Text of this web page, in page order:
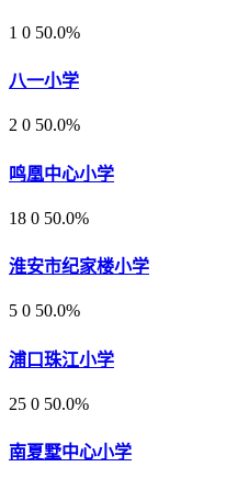
1 0 50.0%
八一小学
2 0 50.0%
鸣凰中心小学
18 0 50.0%
淮安市纪家楼小学
5 0 50.0%
浦口珠江小学
25 0 50.0%
南夏墅中心小学